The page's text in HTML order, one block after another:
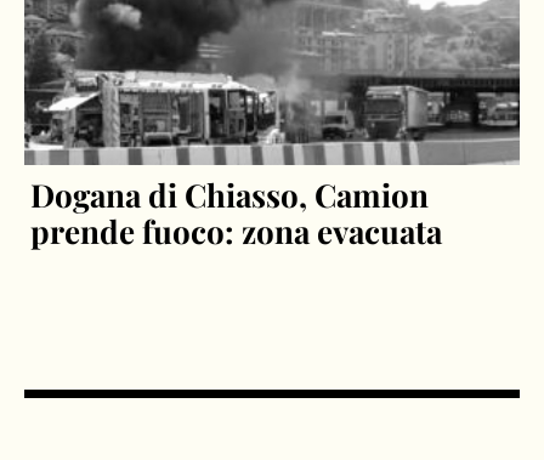
Dogana di Chiasso, Camion
prende fuoco: zona evacuata